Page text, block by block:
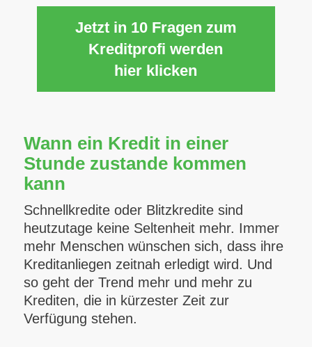
Jetzt in 10 Fragen zum
Kreditprofi werden
hier klicken
Wann ein Kredit in einer
Stunde zustande kommen
kann
Schnellkredite oder Blitzkredite sind
heutzutage keine Seltenheit mehr. Immer
mehr Menschen wünschen sich, dass ihre
Kreditanliegen zeitnah erledigt wird. Und
so geht der Trend mehr und mehr zu
Krediten, die in kürzester Zeit zur
Verfügung stehen.